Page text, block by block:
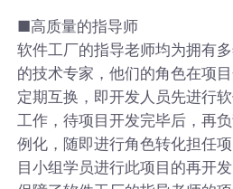
■高质量的指导师
软件工厂的指导老师均为拥有
的技术专家，他们的角色在项
定期互换，即开发人员先进行
工作，待项目开发完毕后，再
例化，随即进行角色转化担任
目小组学员进行此项目的再开